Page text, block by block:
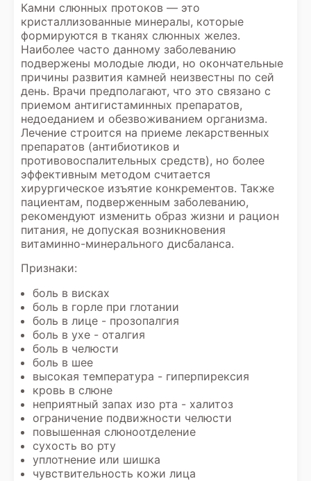
Камни слюнных протоков — это
кристаллизованные минералы, которые
формируются в тканях слюнных желез.
Наиболее часто данному заболеванию
подвержены молодые люди, но окончательные
причины развития камней неизвестны по сей
день. Врачи предполагают, что это связано с
приемом антигистаминных препаратов,
недоеданием и обезвоживанием организма.
Лечение строится на приеме лекарственных
препаратов (антибиотиков и
противовоспалительных средств), но более
эффективным методом считается
хирургическое изъятие конкрементов. Также
пациентам, подверженным заболеванию,
рекомендуют изменить образ жизни и рацион
питания, не допуская возникновения
витаминно-минерального дисбаланса.
Признаки:
боль в висках
боль в горле при глотании
боль в лице - прозопалгия
боль в ухе - оталгия
боль в челюсти
боль в шее
высокая температура - гиперпирексия
кровь в слюне
неприятный запах изо рта - халитоз
ограничение подвижности челюсти
повышенная слюноотделение
сухость во рту
уплотнение или шишка
чувствительность кожи лица